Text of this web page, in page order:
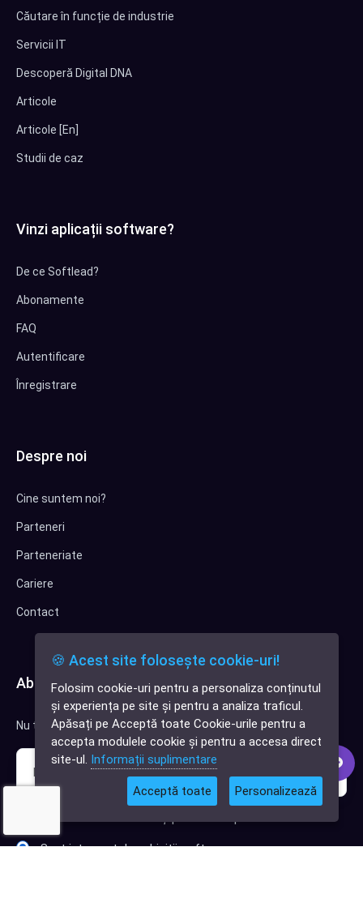
✕
Cauți o aplicație
software?
Căutare în funcție de industrie
Servicii IT
Descoperă Digital DNA
Articole
Articole [En]
Studii de caz
Vinzi aplicații software?
De ce Softlead?
Abonamente
FAQ
Autentificare
Înregistrare
Despre noi
Cine suntem noi?
Parteneri
Parteneriate
Cariere
Contact
Abonează-te la newsletter
Nu trimitem spam, deci nu îți face griji.
Sunt interesat de achiziții software
🍪 Acest site folosește cookie-uri!
Folosim cookie-uri pentru a personaliza conținutul
și experiența pe site și pentru a analiza traficul.
Apăsați pe Acceptă toate Cookie-urile pentru a
accepta modulele cookie și pentru a accesa direct
site-ul. Informații suplimentare
Acceptă toate Personalizează